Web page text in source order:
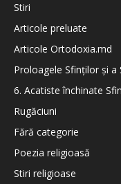
Stiri
Articole preluate
Articole Ortodoxia.md
Proloagele Sfinților și a
6. Acatiste închinate
Rugăciuni
Fără categorie
Poezia religioasă
Stiri religioase